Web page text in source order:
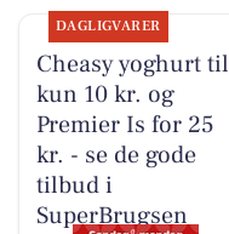
DAGLIGVARER
Cheasy yoghurt til
kun 10 kr. og
Premier Is for 25
kr. - se de gode
tilbud i
SuperBrugsen